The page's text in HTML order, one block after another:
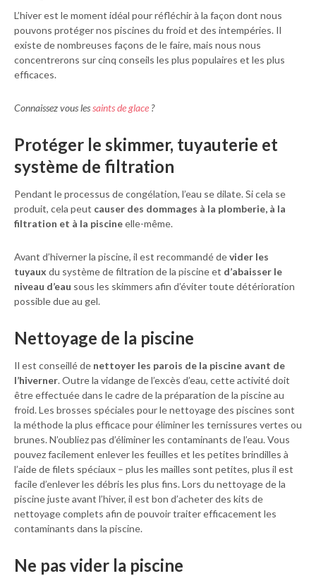
L’hiver est le moment idéal pour réfléchir à la façon dont nous
pouvons protéger nos piscines du froid et des intempéries. Il
existe de nombreuses façons de le faire, mais nous nous
concentrerons sur cinq conseils les plus populaires et les plus
efficaces.
Connaissez vous lessaints de glace ?
Protéger le skimmer, tuyauterie et
système de filtration
Pendant le processus de congélation, l’eau se dilate. Si cela se
produit, cela peut causer des dommages à la plomberie, à la
filtration et à la piscineelle-même.
Avant d’hiverner la piscine, il est recommandé devider les
tuyaux du système de filtration de la piscine et d’abaisser le
niveau d’eau sous les skimmers afin d’éviter toute détérioration
possible due au gel.
Nettoyage de la piscine
Il est conseillé de nettoyer les parois de la piscine avant de
l’hiverner. Outre la vidange de l’excès d’eau, cette activité doit
être effectuée dans le cadre de la préparation de la piscine au
froid. Les brosses spéciales pour le nettoyage des piscines sont
la méthode la plus efficace pour éliminer les ternissures vertes ou
brunes. N’oubliez pas d’éliminer les contaminants de l’eau. Vous
pouvez facilement enlever les feuilles et les petites brindilles à
l’aide de filets spéciaux – plus les mailles sont petites, plus il est
facile d’enlever les débris les plus fins. Lors du nettoyage de la
piscine juste avant l’hiver, il est bon d’acheter des kits de
nettoyage complets afin de pouvoir traiter efficacement les
contaminants dans la piscine.
Ne pas vider la piscine